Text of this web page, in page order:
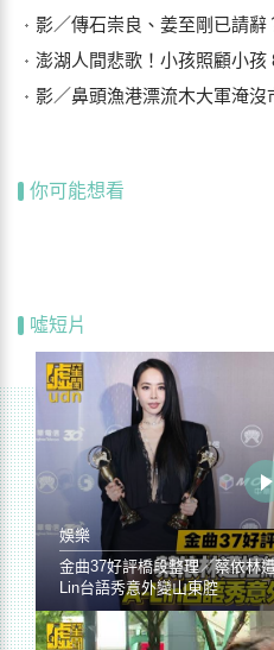
影／傳石崇良、姜至剛已請辭
澎湖人間悲歌！小孩照顧小孩
影／鼻頭漁港漂流木大軍淹
你可能想看
噓短片
娛樂
金曲37好評橋段整理／蔡依林
Lin台語秀意外變山東腔